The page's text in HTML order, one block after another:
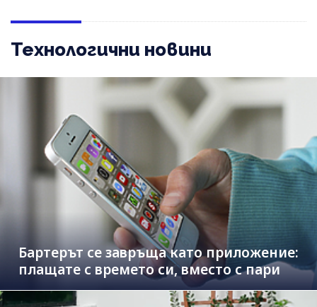
Технологични новини
Бартерът се завръща като приложение:
плащате с времето си, вместо с пари